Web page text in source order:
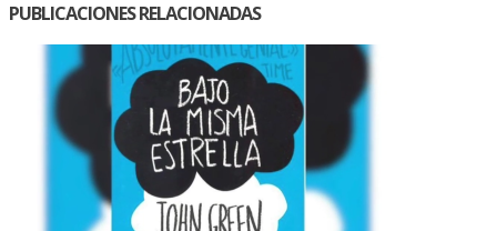
PUBLICACIONES RELACIONADAS